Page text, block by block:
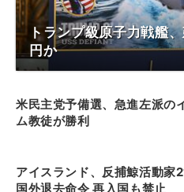
トランプ級原子力戦艦
円か
米民主党予備選、急進左派の
ム教徒が勝利
アイスランド、反捕鯨活動家
国外退去命令 再入国も禁止